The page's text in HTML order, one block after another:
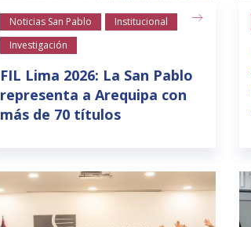
Noticias San Pablo
Institucional
Investigación
FIL Lima 2026: La San Pablo
representa a Arequipa con
más de 70 títulos